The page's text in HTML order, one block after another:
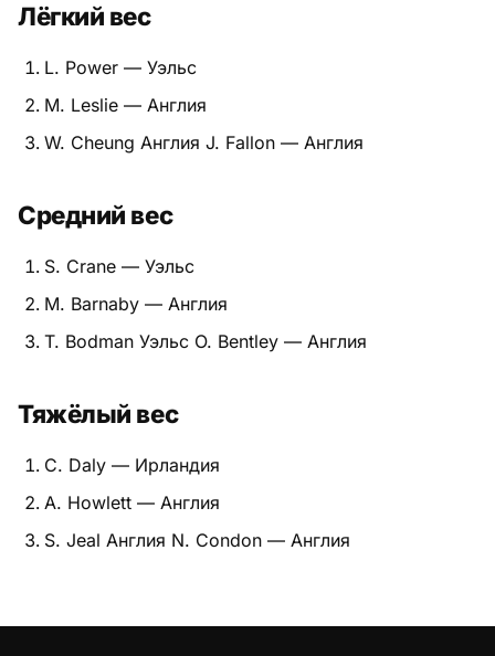
История и философия
Мастера киокушинкай
Питание
Психология бойца
Растяжка и ОФП
Терминология
Травмы
Тренировочный процесс
Турниры
Лёгкий вес
L. Power — Уэльс
M. Leslie — Англия
W. Cheung Англия J. Fallon — Англия
Средний вес
S. Crane — Уэльс
M. Barnaby — Англия
T. Bodman Уэльс O. Bentley — Англия
Тяжёлый вес
C. Daly — Ирландия
A. Howlett — Англия
S. Jeal Англия N. Condon — Англия